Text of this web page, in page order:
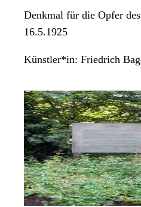
Denkmal für die Opfer
16.5.1925
Künstler*in: Friedrich